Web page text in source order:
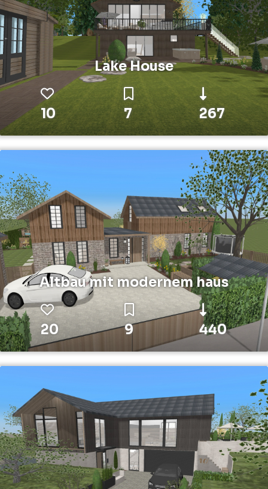
Lake House
10 7 267
Altbau mit modernem haus
20 9 440